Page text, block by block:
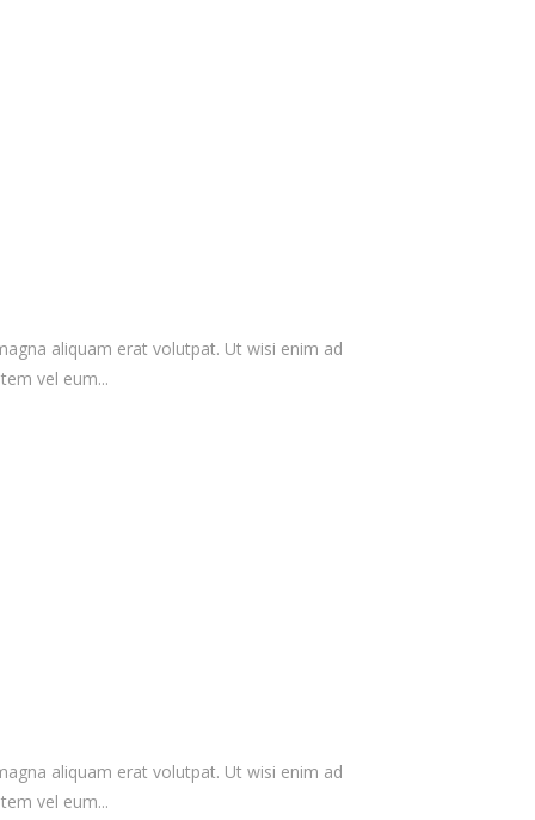
aliquam erat volutpat. Ut wisi enim ad
vel eum...
aliquam erat volutpat. Ut wisi enim ad
vel eum...